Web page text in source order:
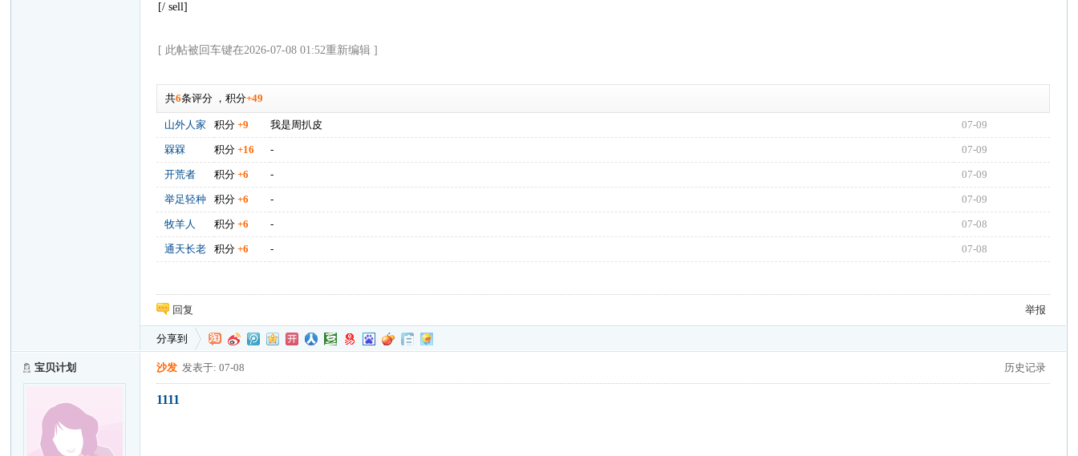
[/ sell]
[ 此帖被回车键在2026-07-08 01:52重新编辑 ]
共6条评分 ，积分+49
山外人家 积分+9 我是周扒皮 07-09
槑槑 积分+16 - 07-09
开荒者 积分+6 - 07-09
举足轻种 积分+6 - 07-09
牧羊人 积分+6 - 07-08
通天长老 积分+6 - 07-08
回复 举报
分享到
宝贝计划 历史记录
沙发 发表于: 07-08
1111